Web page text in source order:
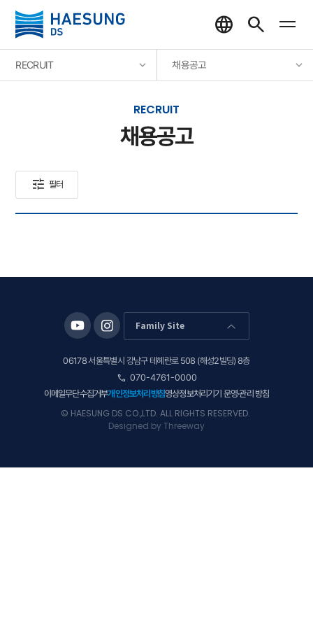
RECRUIT 채용공고
RECRUIT
채용공고
tune 필터
Family Site arrow_forward_ios
06178 서울특별시 강남구 테헤란로 508 (해성2빌딩) 8층
call 070-4761-0000
이메일무단수집거부개인정보처리방침영상정보처리기기 운영·관리 방침
© HAESUNG DS CO.,LTD. ALL RIGHTS RESERVED.
Designed byThreeway